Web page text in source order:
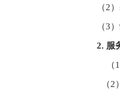
（2
（3）
2. 服
（1
（2